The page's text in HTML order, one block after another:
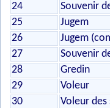
24
Souvenir
25
Jugem
26
Jugem
27
Souvenir
28
Gredin
29
Voleur
30
Voleur des